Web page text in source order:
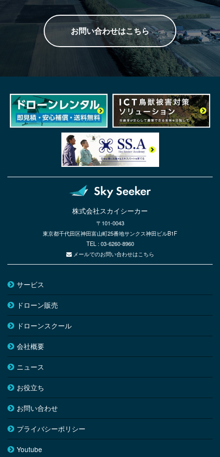
お問い合わせはこちら
株式会社スカイシーカー
〒101-0043
東京都千代田区神田富山町25番地サンクス神田ビルB1F
TEL : 03-6260-8960
メールでのお問い合わせはこちら
サービス
ドローン販売
ドローンスクール
会社概要
ニュース
お役立ち
お問い合わせ
プライバシーポリシー
Youtube